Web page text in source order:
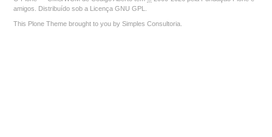
amigos. Distribuído sob a Licença GNU GPL
This Plone Theme brought to you by Simples Consultoria